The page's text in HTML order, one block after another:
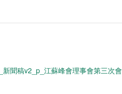
聞稿v2_p_江蘇峰會理事會第三次會